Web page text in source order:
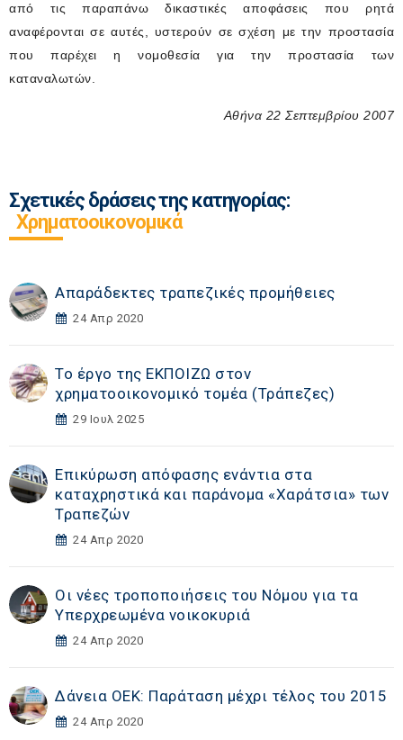
από τις παραπάνω δικαστικές αποφάσεις που ρητά
αναφέρονται σε αυτές, υστερούν σε σχέση με την προστασία
που παρέχει η νομοθεσία για την προστασία των
καταναλωτών.
Αθήνα 22 Σεπτεμβρίου 2007
Σχετικές δράσεις της κατηγορίας:
Χρηματοοικονομικά
Απαράδεκτες τραπεζικές προμήθειες
24 Απρ 2020
Το έργο της ΕΚΠΟΙΖΩ στον
χρηματοοικονομικό τομέα (Τράπεζες)
29 Ιουλ 2025
Επικύρωση απόφασης ενάντια στα
καταχρηστικά και παράνομα «Χαράτσια» των
Τραπεζών
24 Απρ 2020
Οι νέες τροποποιήσεις του Νόμου για τα
Υπερχρεωμένα νοικοκυριά
24 Απρ 2020
Δάνεια ΟΕΚ: Παράταση μέχρι τέλος του 2015
24 Απρ 2020